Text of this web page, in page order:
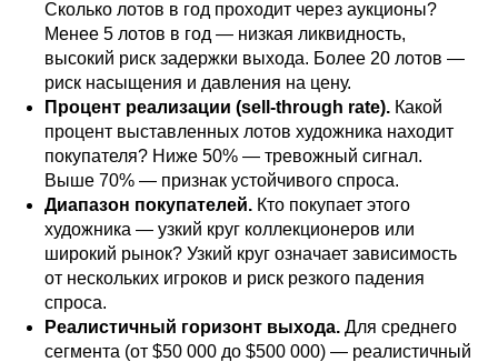
Сколько лотов в год проходит через аукционы?
Менее 5 лотов в год — низкая ликвидность,
высокий риск задержки выхода. Более 20 лотов —
риск насыщения и давления на цену.
Процент реализации (sell-through rate). Какой
процент выставленных лотов художника находит
покупателя? Ниже 50% — тревожный сигнал.
Выше 70% — признак устойчивого спроса.
Диапазон покупателей. Кто покупает этого
художника — узкий круг коллекционеров или
широкий рынок? Узкий круг означает зависимость
от нескольких игроков и риск резкого падения
спроса.
Реалистичный горизонт выхода. Для среднего
сегмента (от $50 000 до $500 000) — реалистичный